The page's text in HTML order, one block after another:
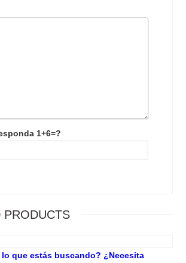
1+6=?
PRODUCTS
que estás buscando? ¿Necesita